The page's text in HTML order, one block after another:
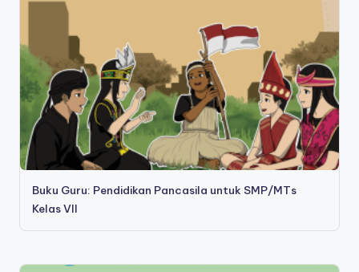
Buku Guru: Pendidikan Pancasila untuk SMP/MTs
Kelas VII